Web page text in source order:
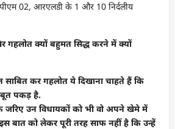
02, आरएलडी के 1 और 10 निर्दलीय
गहलोत क्यों बहुमत सिद्ध करने में क्यों
साबित कर गहलोत ये दिखाना चाहते हैं कि
पकड़ है.
जरिए उन विधायकों को भी वो अपने खेमे में
बात को लेकर पूरी तरह साफ नहीं है कि उन्हें